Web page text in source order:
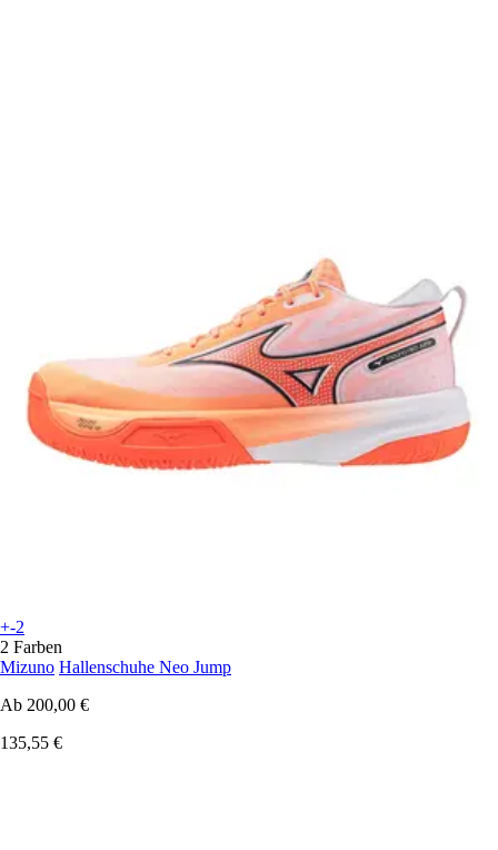
+-2
2 Farben
Mizuno Hallenschuhe Neo Jump
Ab 200,00 €
135,55 €